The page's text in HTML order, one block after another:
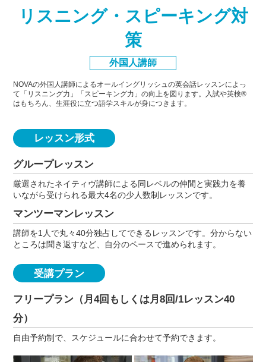
リスニング・スピーキング対
策
外国人講師
NOVAの外国人講師によるオールイングリッシュの英会話レッスンによっ
て「リスニング力」「スピーキング力」の向上を図ります。入試や英検®
はもちろん、生涯役に立つ語学スキルが身につきます。
レッスン形式
グループレッスン
厳選されたネイティヴ講師による同レベルの仲間と実践力を養
いながら受けられる最大4名の少人数制レッスンです。
マンツーマンレッスン
講師を1人で丸々40分独占してできるレッスンです。分からない
ところは聞き返すなど、自分のペースで進められます。
受講プラン
フリープラン（月4回もしくは月8回/1レッスン40
分）
自由予約制で、スケジュールに合わせて予約できます。